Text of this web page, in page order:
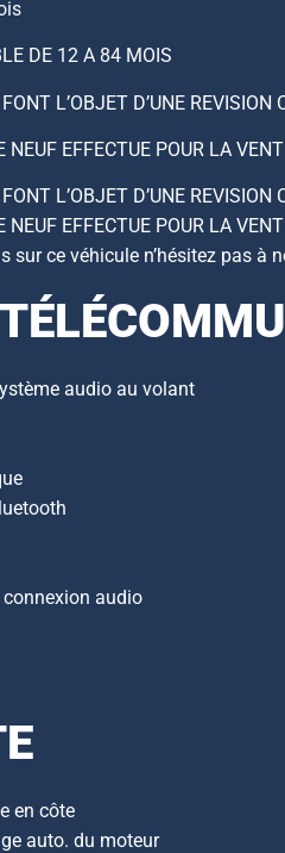
DE 12 A 84 MOIS
L’OBJET D’UNE
NEUF EFFECTUE POUR LA
L’OBJET D’UNE
NEUF EFFECTUE POUR LA
sur ce véhicule n’hésitez pas à
audio au volant
audio
en côte
auto. du moteur